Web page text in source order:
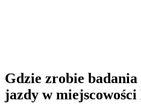
Gdzie zrobie
jazdy w